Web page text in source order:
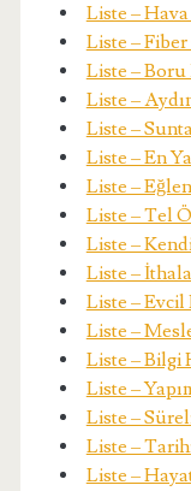
Liste –
Liste –
Liste – Boru
Liste –
Liste –
Liste – En
Liste –
Liste – Tel
Liste –
Liste –
Liste –
Liste –
Liste – Bilgi
Liste –
Liste –
Liste –
Liste –